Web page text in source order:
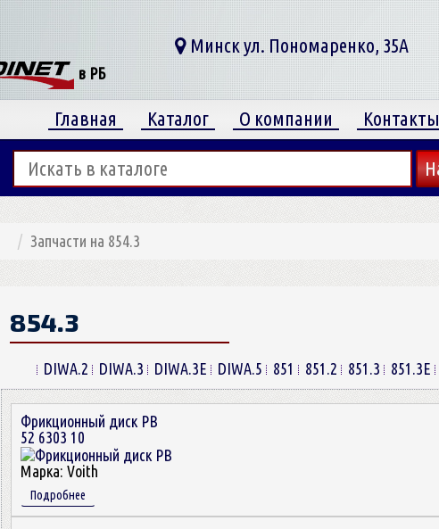
в РБ
Минск ул. Пономаренко, 35А
Главная Каталог О компании Контакты
Запчасти на 854.3
854.3
DIWA.2 DIWA.3 DIWA.3E DIWA.5 851 851.2 851.3 851.3E
Фрикционный диск PB
52 6303 10
Марка: Voith
Подробнее